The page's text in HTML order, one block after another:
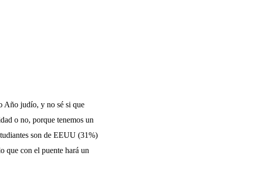
Año judío, y no sé si que
o no, porque tenemos un
son de EEUU (31%)
que con el puente hará un